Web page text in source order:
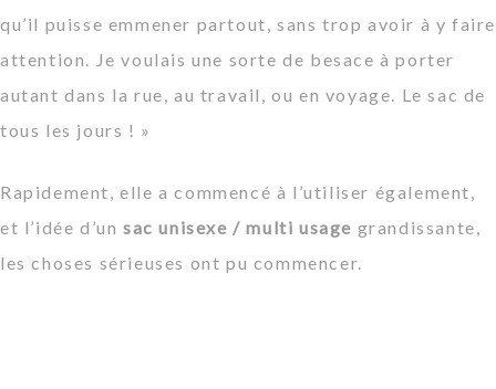
qu’il puisse emmener partout, sans trop avoir à y faire
attention. Je voulais une sorte de besace à porter
autant dans la rue, au travail, ou en voyage. Le sac de
tous les jours ! »
Rapidement, elle a commencé à l’utiliser également,
et l’idée d’un sac unisexe / multi usage grandissante,
les choses sérieuses ont pu commencer.